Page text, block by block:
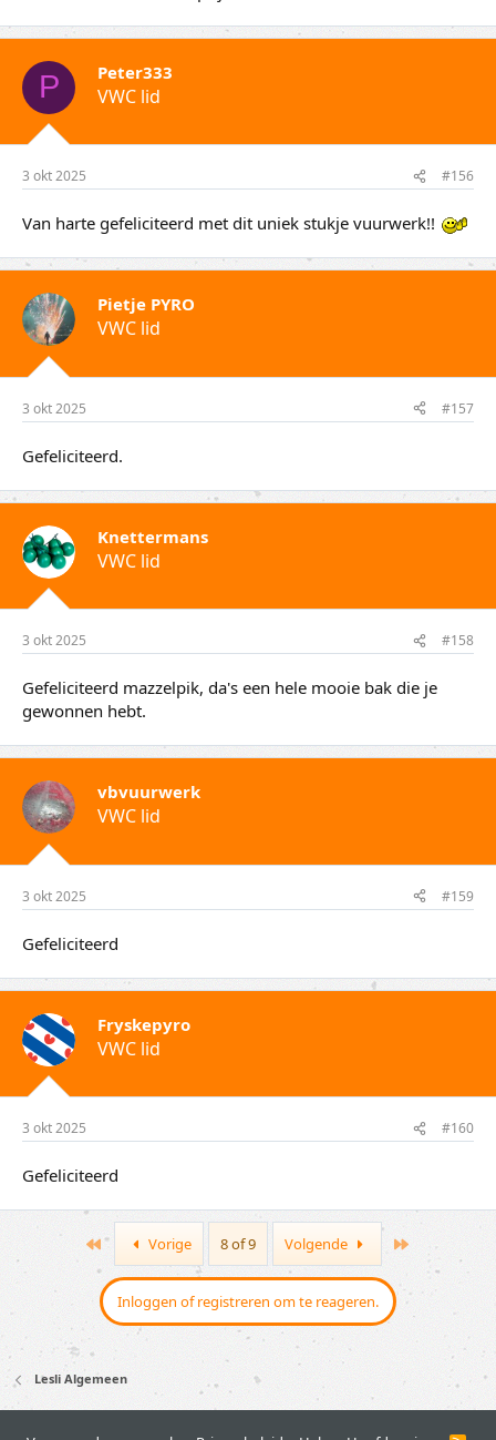
P Peter333
VWC lid
3 okt 2025 #156
Van harte gefeliciteerd met dit uniek stukje vuurwerk!!
Pietje PYRO
VWC lid
3 okt 2025 #157
Gefeliciteerd.
Knettermans
VWC lid
3 okt 2025 #158
Gefeliciteerd mazzelpik, da's een hele mooie bak die je
gewonnen hebt.
vbvuurwerk
VWC lid
3 okt 2025 #159
Gefeliciteerd
Fryskepyro
VWC lid
3 okt 2025 #160
Gefeliciteerd
First Vorige 8 of 9 Volgende Last
Inloggen of registreren om te reageren.
Lesli Algemeen